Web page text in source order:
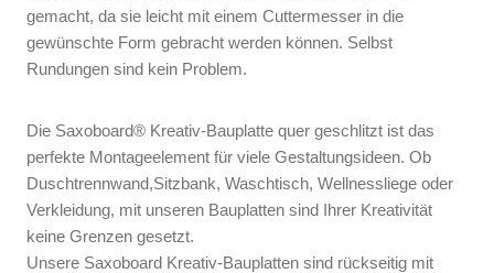
gemacht, da sie leicht mit einem Cuttermesser in die
gewünschte Form gebracht werden können. Selbst
Rundungen sind kein Problem.
Die Saxoboard® Kreativ-Bauplatte quer geschlitzt ist das
perfekte Montageelement für viele Gestaltungsideen. Ob
Duschtrennwand,Sitzbank, Waschtisch, Wellnessliege oder
Verkleidung, mit unseren Bauplatten sind Ihrer Kreativität
keine Grenzen gesetzt.
Unsere Saxoboard Kreativ-Bauplatten sind rückseitig mit